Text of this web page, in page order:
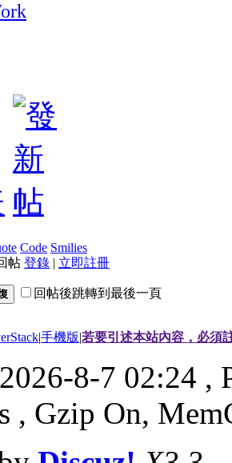
Code Smilies
帖 登錄 | 立即註冊
回帖後跳轉到最後一頁
|手機版|若要引述本站內容，必須
8-7 02:24 ,
, Gzip On,